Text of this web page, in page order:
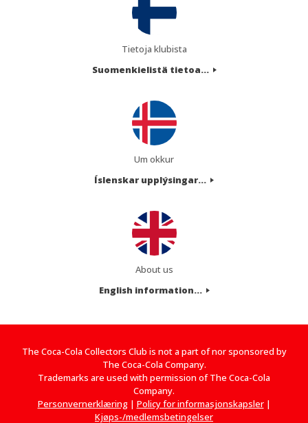
Tietoja klubista
Suomenkielistä tietoa...
Um okkur
Íslenskar upplýsingar...
About us
English information...
The Coca-Cola Collectors Club is not a part of nor sponsored by
The Coca-Cola Company.
Trademarks are used with permission of The Coca-Cola
Company.
Personvernerklæring| Policy for informasjonskapsler|
Kjøps-/medlemsbetingelser